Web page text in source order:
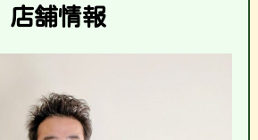
店舗情報